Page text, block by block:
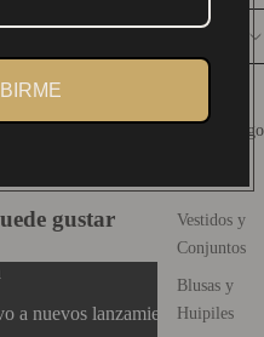
Catálogo
Vestidos y
Conjuntos
Blusas y
Huipiles
gustar
a nuevos lanzamientos y